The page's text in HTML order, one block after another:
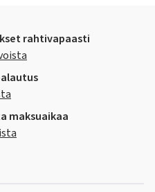
rahtivapaasti
maksuaikaa